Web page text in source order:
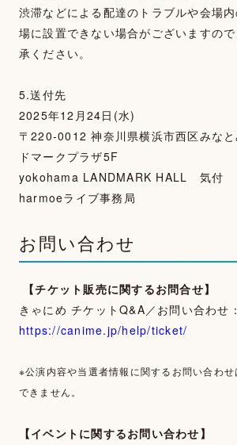
渋滞などによる配達のトラブルや会場
場に設置できない場合がございますの
承ください。
5.送付先
2025年12月24日(水)
〒220-0012 神奈川県横浜市西区みな
ドマークプラザ5F
yokohama LANDMARK HALL 気付
harmoeライブ事務局
お問い合わせ
【チケット販売に関するお問合せ】
きゃにめ チケットQ&A／お問い合わせ：
https://canime.jp/help/ticket/
※公演内容や当選者情報に関するお問い合わ
できません。
【イベントに関するお問い合わせ】